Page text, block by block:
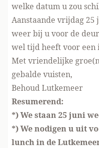
welke datum u zou
Aanstaande vrijdag
weer bij u voor de
wel tijd heeft voor een
Met vriendelijke
gebalde vuisten,
Behoud Lutkemeer
Resumerend:
*) We staan 25 juni
*) We nodigen u uit
lunch in de